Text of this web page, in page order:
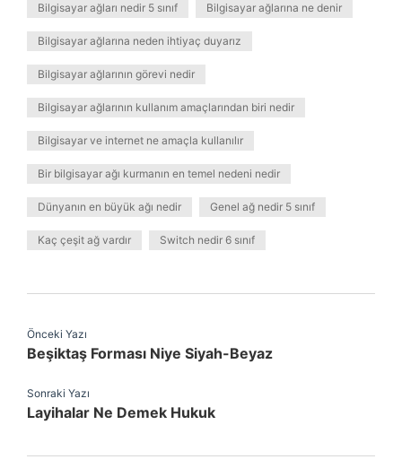
Bilgisayar ağları nedir 5 sınıf Bilgisayar ağlarına ne denir
Bilgisayar ağlarına neden ihtiyaç duyarız
Bilgisayar ağlarının görevi nedir
Bilgisayar ağlarının kullanım amaçlarından biri nedir
Bilgisayar ve internet ne amaçla kullanılır
Bir bilgisayar ağı kurmanın en temel nedeni nedir
Dünyanın en büyük ağı nedir Genel ağ nedir 5 sınıf
Kaç çeşit ağ vardır Switch nedir 6 sınıf
Önceki Yazı
Beşiktaş Forması Niye Siyah-Beyaz
Sonraki Yazı
Layihalar Ne Demek Hukuk